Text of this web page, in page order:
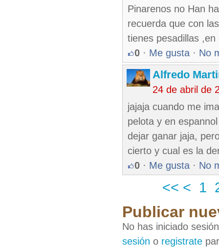
Pinarenos no Han
recuerda que con
tienes pesadillas
0 · Me gusta · No
Alfredo
24 de abril de
jajaja cuando me
pelota y en
dejar ganar jaja,
cierto y cual es la
0 · Me gusta · No
<< < 1
Publicar
No has iniciado
sesión o registrate